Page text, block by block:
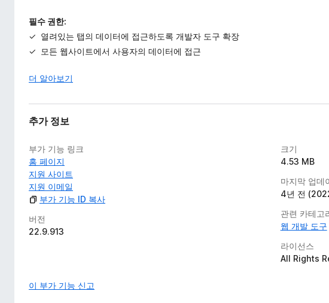
필수 권한:
열려있는 탭의 데이터에 접근하도록 개발자 도구 확장
모든 웹사이트에서 사용자의 데이터에 접근
더 알아보기
추가 정보
부가 기능 링크
홈 페이지
지원 사이트
지원 이메일
부가 기능 ID 복사
버전
22.9.913
크기
4.53 MB
마지막 업데
4년 전
관련 카테고
웹 개발 도구
라이선스
All Rights
이 부가 기능 신고